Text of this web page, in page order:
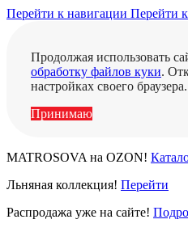
Перейти к навигации Перейти
Продолжая использовать
обработку файлов куки.
настройках своего браузера.
Принимаю
MATROSOVA на OZON!
Льняная коллекция! Перейти
Распродажа уже на сайте!